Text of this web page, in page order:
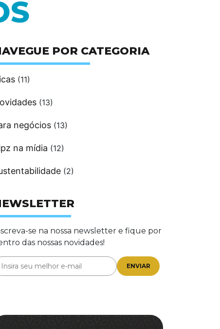
POR CATEGORIA
(11)
(13)
negócios (13)
na mídia (12)
(2)
se na nossa newsletter e fique por
das nossas novidades!